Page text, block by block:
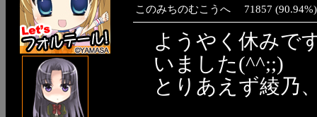
このみちのむこうへ
71857 (90.94%)
ようやく休みで
いました(^^;;)
とりあえず綾乃